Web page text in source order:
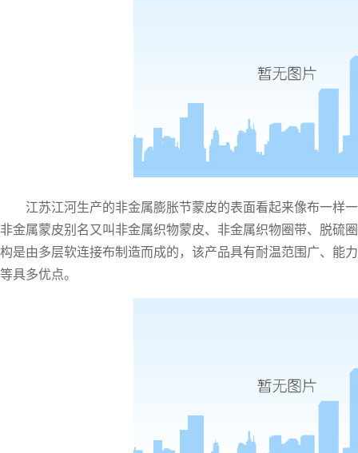
江苏江河生产的非金属膨胀节蒙皮的表面看起来像布一样
非金属蒙皮别名又叫非金属织物蒙皮、非金属织物圈带、脱硫
构是由多层软连接布制造而成的，该产品具有耐温范围广、能
等具多优点。